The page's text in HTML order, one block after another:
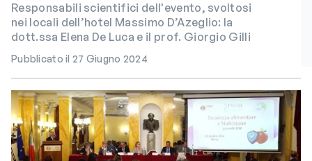
Responsabili scientifici dell'evento, svoltosi
nei locali dell’hotel Massimo D’Azeglio: la
dott.ssa Elena De Luca e il prof. Giorgio Gilli
Pubblicato il 27 Giugno 2024